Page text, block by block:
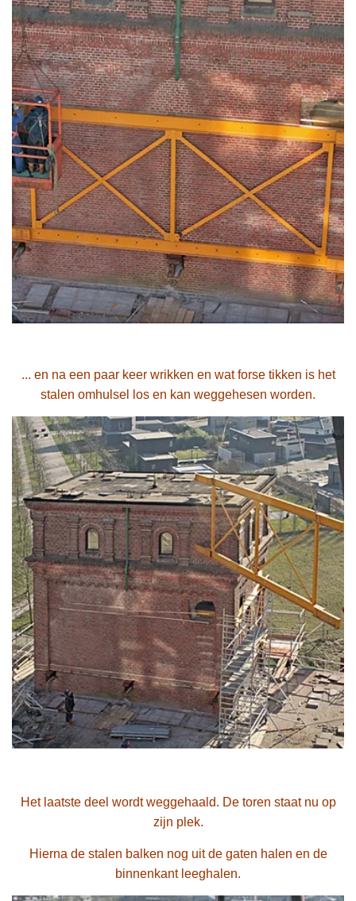
... en na een paar keer wrikken en wat forse tikken is het
stalen omhulsel los en kan weggehesen worden.
Het laatste deel wordt weggehaald. De toren staat nu op
zijn plek.
Hierna de stalen balken nog uit de gaten halen en de
binnenkant leeghalen.